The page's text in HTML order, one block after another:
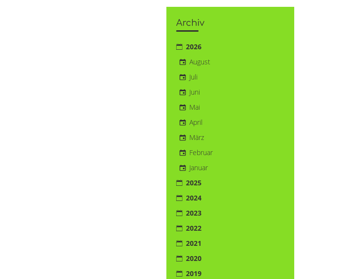
Archiv
2026
August
Juli
Juni
Mai
April
März
Februar
Januar
2025
2024
2023
2022
2021
2020
2019